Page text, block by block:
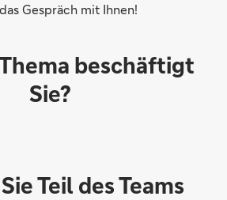
Gespräch mit Ihnen!
beschäftigt
Sie?
Teil des Teams